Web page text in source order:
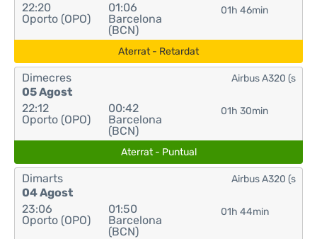
22:20
Oporto (OPO)
01:06
Barcelona
(BCN)
01h 46min
Aterrat - Retardat
Dimecres
05 Agost
22:12
Oporto (OPO)
00:42
Barcelona
(BCN)
01h 30min
Airbus A320 (s
Aterrat - Puntual
Dimarts
04 Agost
23:06
Oporto (OPO)
01:50
Barcelona
(BCN)
01h 44min
Airbus A320 (s